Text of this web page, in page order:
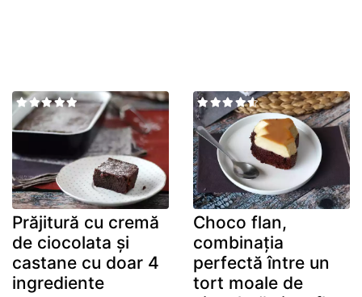
Prăjitură cu cremă
de ciocolata și
castane cu doar 4
ingrediente
Choco flan,
combinația
perfectă între un
tort moale de